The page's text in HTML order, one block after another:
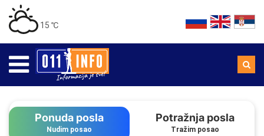
15 ℃
Ponuda posla
Nudim posao
Potražnja posla
Tražim posao